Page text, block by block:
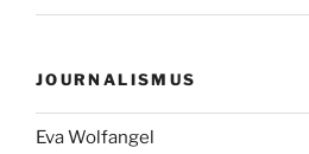
JOURNALISMUS
Eva Wolfangel